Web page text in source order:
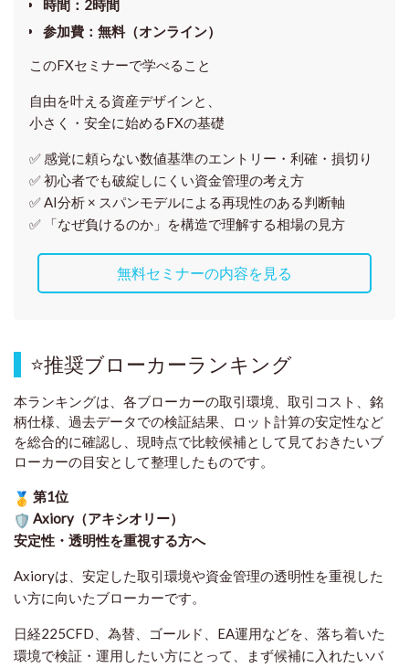
時間 ： 2時間
参加費： 無料（オンライン）
このFXセミナーで学べること
自由を叶える資産デザインと、
小さく・安全に始めるFXの基礎
✅ 感覚に頼らない数値基準のエントリー・利確・損切り
✅ 初心者でも破綻しにくい資金管理の考え方
✅ AI分析 × スパンモデルによる再現性のある判断軸
✅ 「なぜ負けるのか」を構造で理解する相場の見方
無料セミナーの内容を見る
⭐推奨ブローカーランキング
本ランキングは、各ブローカーの取引環境、取引コスト、銘
柄仕様、過去データでの検証結果、ロット計算の安定性など
を総合的に確認し、現時点で比較候補として見ておきたいブ
ローカーの目安として整理したものです。
第1位
Axiory（アキシオリー）
安定性・透明性を重視する方へ
Axioryは、安定した取引環境や資金管理の透明性を重視した
い方に向いたブローカーです。
日経225CFD、為替、ゴールド、EA運用などを、落ち着いた
環境で検証・運用したい方にとって、まず候補に入れたいバ